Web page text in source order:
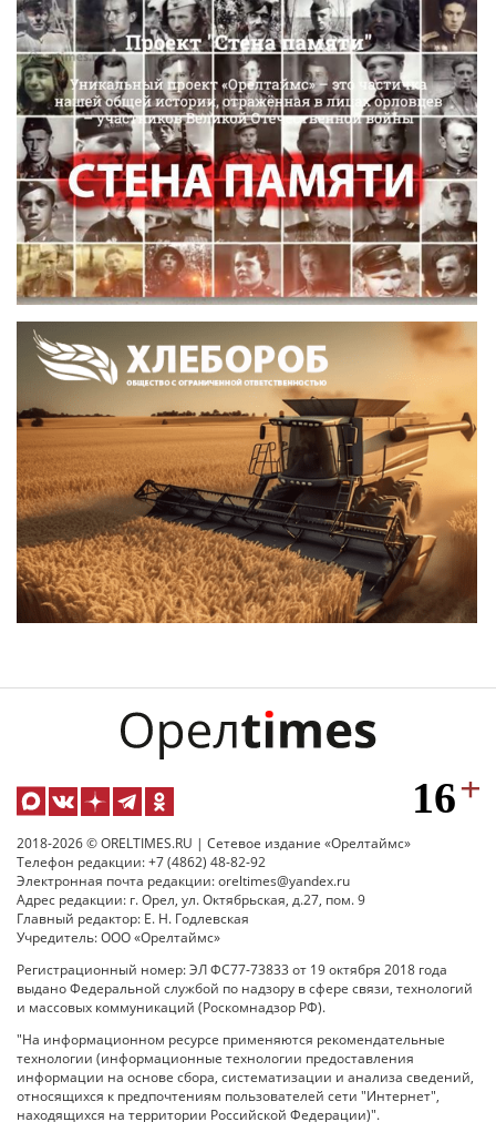
2018-2026 © ORELTIMES.RU | Сетевое издание «Орелтаймс»
Телефон редакции: +7 (4862) 48-82-92
Электронная почта редакции: oreltimes@yandex.ru
Адрес редакции: г. Орел, ул. Октябрьская, д.27, пом. 9
Главный редактор: Е. Н. Годлевская
Учредитель: ООО «Орелтаймс»
Регистрационный номер: ЭЛ ФС77-73833 от 19 октября 2018 года
выдано Федеральной службой по надзору в сфере связи, технологий
и массовых коммуникаций (Роскомнадзор РФ).
"На информационном ресурсе применяются рекомендательные
технологии (информационные технологии предоставления
информации на основе сбора, систематизации и анализа сведений,
относящихся к предпочтениям пользователей сети "Интернет",
находящихся на территории Российской Федерации)".